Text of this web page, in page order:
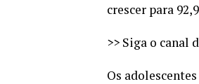
crescer para
>> Siga o canal
Os